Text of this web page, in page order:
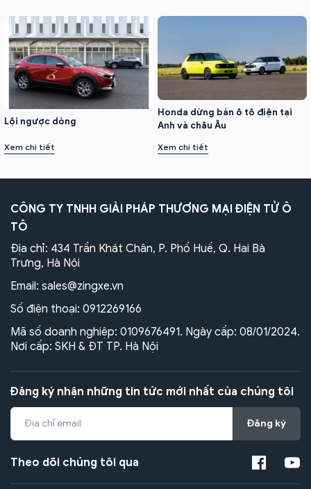
Lội ngược dòng
Xem chi tiết
Honda dừng bán ô tô điện tại
Anh và châu Âu
Xem chi tiết
CÔNG TY TNHH GIẢI PHÁP THƯƠNG MẠI ĐIỆN TỬ Ô
TÔ
Địa chỉ: 434 Trần Khát Chân, P. Phố Huế, Q. Hai Bà
Trưng, Hà Nội
Email: sales@zingxe.vn
Số điện thoại: 0912269166
Mã số doanh nghiệp: 0109676491. Ngày cấp: 08/01/2024.
Nơi cấp: SKH & ĐT TP. Hà Nội
Đăng ký nhận những tin tức mới nhất của chúng tôi
Đăng ký
Theo dõi chúng tôi qua